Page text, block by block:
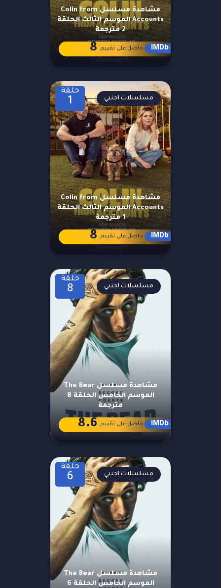
مشاهدة مسلسل Colin from
Accounts الموسم الثالث الحلقة
2 مترجمة
IMDb حاصل على تقييم 8
حلقة
1
مشاهدة مسلسل Colin from
Accounts الموسم الثالث الحلقة
1 مترجمة
مسلسلات اجنبي
IMDb حاصل على تقييم 8
حلقة
8
مشاهدة مسلسل The Bear
الموسم الخامس الحلقة 8
مترجمة
مسلسلات اجنبي
IMDb حاصل على تقييم 8.6
حلقة
6
مشاهدة مسلسل The Bear
الموسم الخامس الحلقة 6
مسلسلات اجنبي